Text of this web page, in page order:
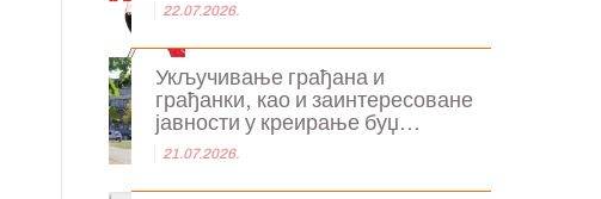
22.07.2026.
Укључивање грађана и
грађанки, као и заинтересоване
јавности у креирање буџ...
21.07.2026.